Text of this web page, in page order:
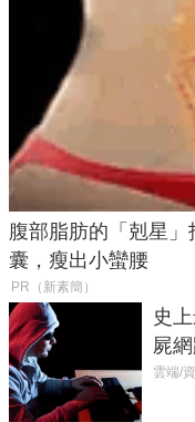
腹部脂肪的「剋星
囊，瘦出小蠻腰
PR（新素簡）
史
屍
癱瘓
雲端/